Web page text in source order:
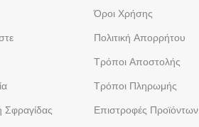
Σφραγίδας
Όροι Χρήσης
Πολιτική Απορρήτου
Τρόποι Αποστολής
Τρόποι Πληρωμής
Επιστροφές Προϊόντων